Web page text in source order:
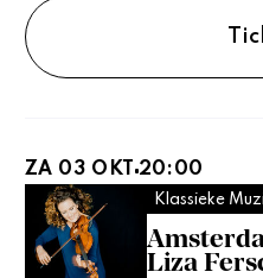
Liza
Klassieke
ZA 03 OKT 20:00